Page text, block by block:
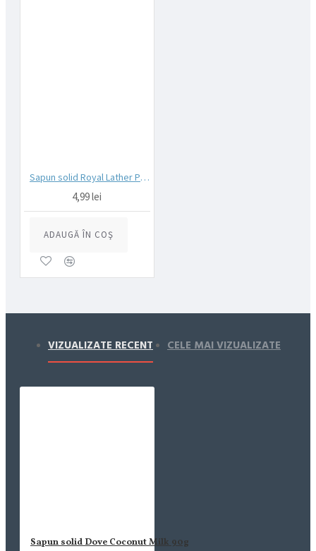
Sapun solid Royal Lather Premium Gold 125g
4,99 lei
ADAUGĂ ÎN COŞ
VIZUALIZATE RECENT CELE MAI VIZUALIZATE
Sapun solid Dove Coconut Milk 90g